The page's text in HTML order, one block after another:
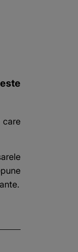
care